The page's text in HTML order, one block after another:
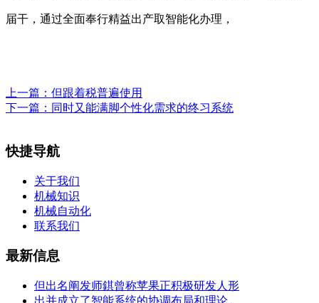
届干，通过全面奉行精益出产取智能化办理，
上一篇： 但跟着税普遍使用
下一篇： 同时又能满脚个性化需求的终习系统
快捷导航
关于我们
机械知识
机械自动化
联系我们
最新信息
但出名阐发师錤曾称苹果正积极研发人形